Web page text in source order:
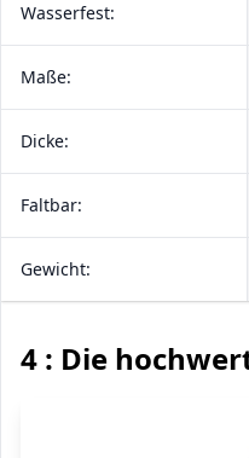
Wasserfest:
Maße:
Dicke:
Faltbar:
Gewicht:
4 : Die